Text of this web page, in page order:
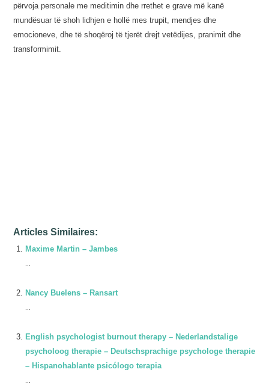
përvoja personale me meditimin dhe rrethet e grave më kanë
mundësuar të shoh lidhjen e hollë mes trupit, mendjes dhe
emocioneve, dhe të shoqëroj të tjerët drejt vetëdijes, pranimit dhe
transformimit.
Articles Similaires:
Maxime Martin – Jambes
Nancy Buelens – Ransart
English psychologist burnout therapy – Nederlandstalige
psycholoog therapie – Deutschsprachige psychologe therapie
– Hispanohablante psicólogo terapia